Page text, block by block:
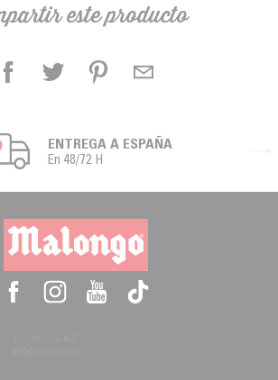
este producto
ENTREGA A ESPAÑA
En 48/72 H